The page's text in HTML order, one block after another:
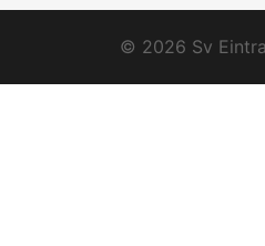
© 2026 Sv